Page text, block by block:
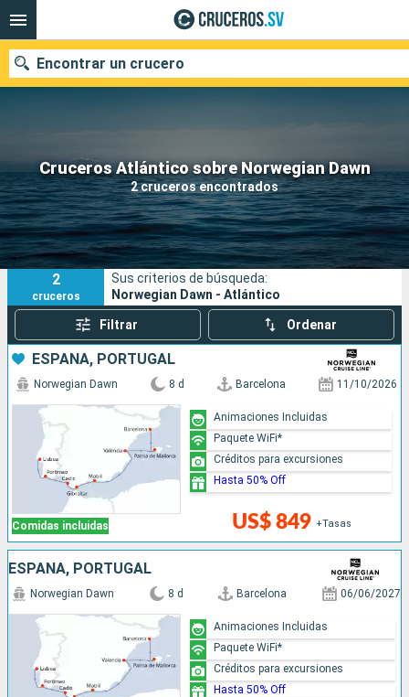
Cruceros Atlántico sobre Norwegian Dawn
2 cruceros encontrados
Encontrar un crucero
Nuestros destinos
Fecha de salida
Puertos Compañías
Buscar
2
cruceros
Sus criterios de búsqueda:
Norwegian Dawn - Atlántico
Filtrar Ordenar
ESPAÑA, PORTUGAL
Comidas incluidas
Norwegian Dawn 8 d Barcelona 11/10/2026
US$ 849 +Tasas
Animaciones Incluidas
Paquete WiFi*
Créditos para excursiones
Hasta 50% Off
ESPAÑA, PORTUGAL
Norwegian Dawn 8 d Barcelona 06/06/2027
Animaciones Incluidas
Paquete WiFi*
Créditos para excursiones
Hasta 50% Off